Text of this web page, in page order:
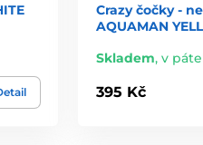
Crazy čočky -
AQUAMAN
Skladem,v
395 Kč